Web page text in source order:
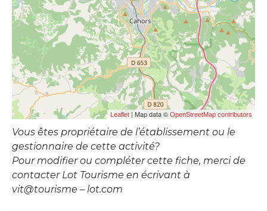
Leaflet | Map data © OpenStreetMap contributors
Vous êtes propriétaire de l’établissement ou le
gestionnaire de cette activité?
Pour modifier ou compléter cette fiche, merci de
contacter Lot Tourisme en écrivant à
vit@tourisme – lot.com